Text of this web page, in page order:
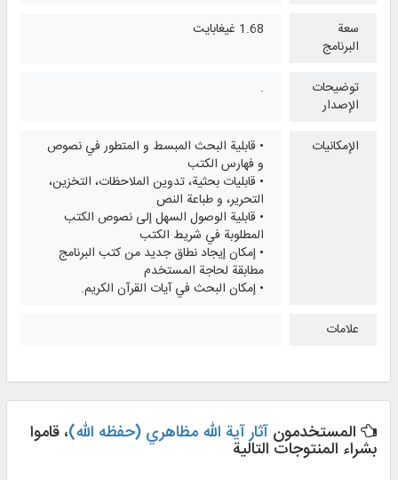
سعة
البرنامج
1.68 غيغابايت
توضيحات
الإصدار
.
الإمكانيات
• قابلية البحث المبسط و المتطور في نصوص
و فهارس الكتب
• قابليات بحثیة، تدوین الملاحظات، التخزین،
التحریر، و طباعة النص
• قابلیة الوصول السهل إلی نصوص الكتب
المطلوبة في شریط الكتب
• إمكان إیجاد نطاق جدید من كتب البرنامج
مطابقة لحاجة المستخدم
• إمكان البحث في آيات القرآن الكریم.
علامات
المستخدمون آثار آیة الله مظاهري (حفظه الله)، قاموا
بشراء المنتوجات التالية